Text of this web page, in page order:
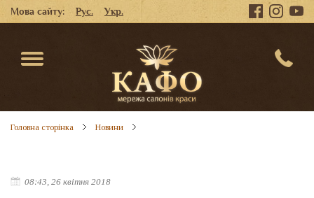
Мова сайту: Рус. Укр.
Головна сторінка Новини
08:43, 26 квітня 2018